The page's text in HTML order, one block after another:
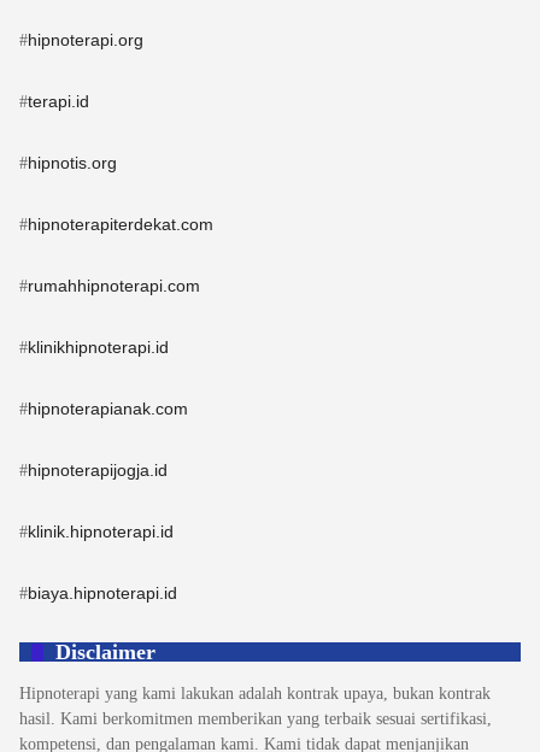
#hipnoterapi.org
#terapi.id
#hipnotis.org
#hipnoterapiterdekat.com
#rumahhipnoterapi.com
#klinikhipnoterapi.id
#hipnoterapianak.com
#hipnoterapijogja.id
#klinik.hipnoterapi.id
#biaya.hipnoterapi.id
Disclaimer
Hipnoterapi yang kami lakukan adalah kontrak upaya, bukan kontrak
hasil. Kami berkomitmen memberikan yang terbaik sesuai sertifikasi,
kompetensi, dan pengalaman kami. Kami tidak dapat menjanjikan